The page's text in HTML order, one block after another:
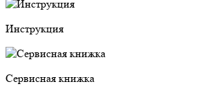
Инструкция
Сервисная книжка